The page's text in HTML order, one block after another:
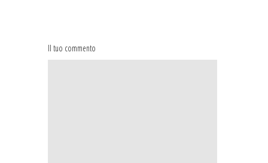
Il tuo commento